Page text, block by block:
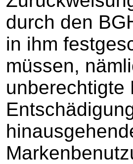
durch den
in ihm
müssen,
unberechtigte